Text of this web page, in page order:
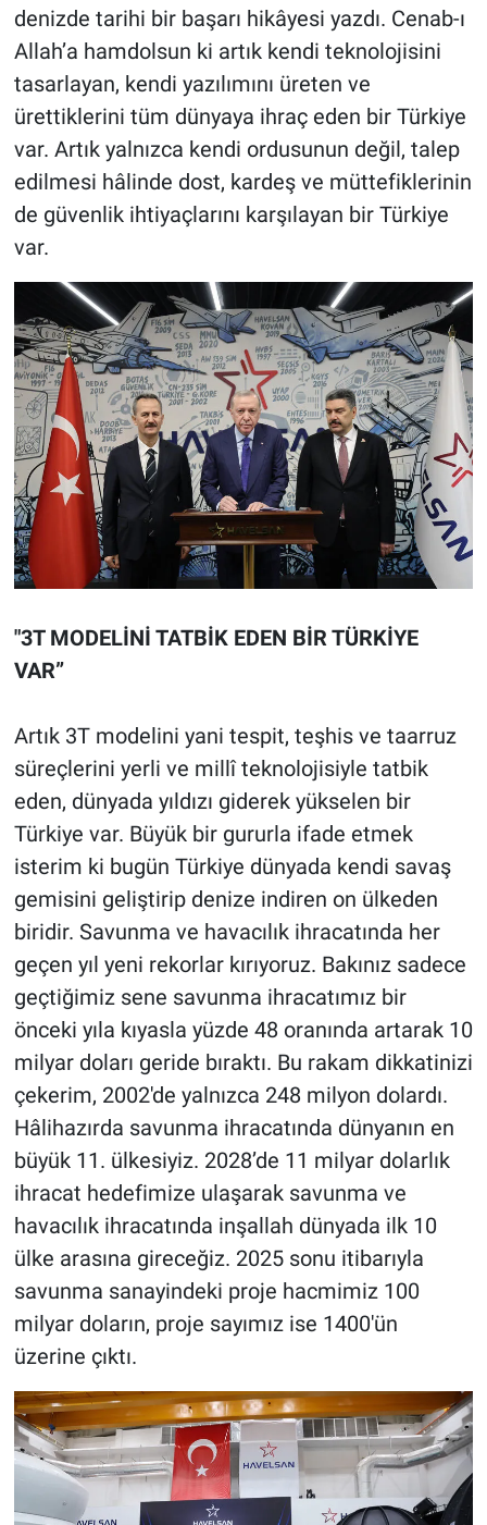
denizde tarihi bir başarı hikâyesi yazdı. Cenab-ı
Allah’a hamdolsun ki artık kendi teknolojisini
tasarlayan, kendi yazılımını üreten ve
ürettiklerini tüm dünyaya ihraç eden bir Türkiye
var. Artık yalnızca kendi ordusunun değil, talep
edilmesi hâlinde dost, kardeş ve müttefiklerinin
de güvenlik ihtiyaçlarını karşılayan bir Türkiye
var.
"3T MODELİNİ TATBİK EDEN BİR TÜRKİYE
VAR”
Artık 3T modelini yani tespit, teşhis ve taarruz
süreçlerini yerli ve millî teknolojisiyle tatbik
eden, dünyada yıldızı giderek yükselen bir
Türkiye var. Büyük bir gururla ifade etmek
isterim ki bugün Türkiye dünyada kendi savaş
gemisini geliştirip denize indiren on ülkeden
biridir. Savunma ve havacılık ihracatında her
geçen yıl yeni rekorlar kırıyoruz. Bakınız sadece
geçtiğimiz sene savunma ihracatımız bir
önceki yıla kıyasla yüzde 48 oranında artarak 10
milyar doları geride bıraktı. Bu rakam dikkatinizi
çekerim, 2002'de yalnızca 248 milyon dolardı.
Hâlihazırda savunma ihracatında dünyanın en
büyük 11. ülkesiyiz. 2028’de 11 milyar dolarlık
ihracat hedefimize ulaşarak savunma ve
havacılık ihracatında inşallah dünyada ilk 10
ülke arasına gireceğiz. 2025 sonu itibarıyla
savunma sanayindeki proje hacmimiz 100
milyar doların, proje sayımız ise 1400'ün
üzerine çıktı.